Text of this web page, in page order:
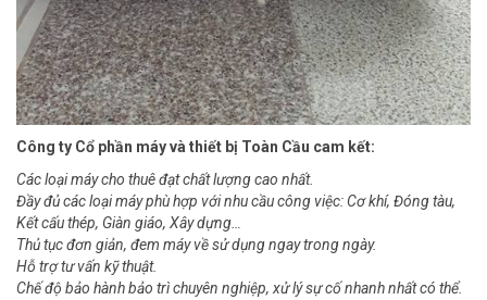
Công ty Cổ phần máy và thiết bị Toàn Cầu cam kết:
Các loại máy cho thuê đạt chất lượng cao nhất.
Đầy đủ các loại máy phù hợp với nhu cầu công việc: Cơ khí, Đóng tàu,
Kết cấu thép, Giàn giáo, Xây dựng…
Thủ tục đơn giản, đem máy về sử dụng ngay trong ngày.
Hỗ trợ tư vấn kỹ thuật.
Chế độ bảo hành bảo trì chuyên nghiệp, xử lý sự cố nhanh nhất có thể.